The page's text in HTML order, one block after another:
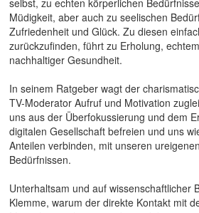
selbst, zu echten körperlichen
Müdigkeit, aber auch zu seelischen
Zufriedenheit und Glück. Zu diesen
zurückzufinden, führt zu Erholung,
nachhaltiger Gesundheit.
In seinem Ratgeber wagt der
TV-Moderator Aufruf und Motivation
uns aus der Überfokussierung und dem
digitalen Gesellschaft befreien und uns
Anteilen verbinden, mit unseren
Bedürfnissen.
Unterhaltsam und auf wissenschaftlicher
Klemme, warum der direkte Kontakt mit